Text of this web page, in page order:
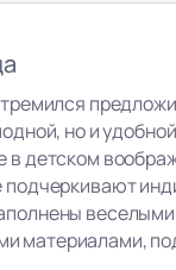
но и
в детском
материалами,